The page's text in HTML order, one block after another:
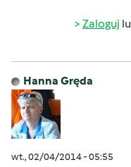
Zaloguj
Hanna Gręda
wt., 02/04/2014 - 05:55